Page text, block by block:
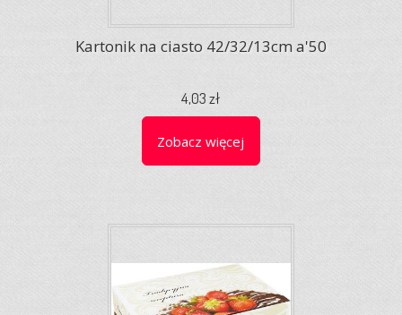
Kartonik na ciasto 42/32/13cm a'50
4,03 zł
Zobacz więcej